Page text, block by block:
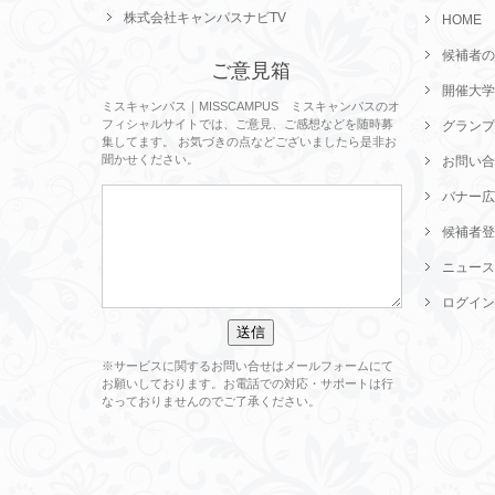
株式会社キャンパスナビTV
ご意見箱
ミスキャンパス｜MISSCAMPUS ミスキャンパスのオ
フィシャルサイトでは、ご意見、ご感想などを随時募
集してます。 お気づきの点などございましたら是非お
聞かせください。
※サービスに関するお問い合せはメールフォームにて
お願いしております。お電話での対応・サポートは行
なっておりませんのでご了承ください。
HOME
候補者
開催大
グラン
お問い
バナー
候補者
ニュース
ログイン